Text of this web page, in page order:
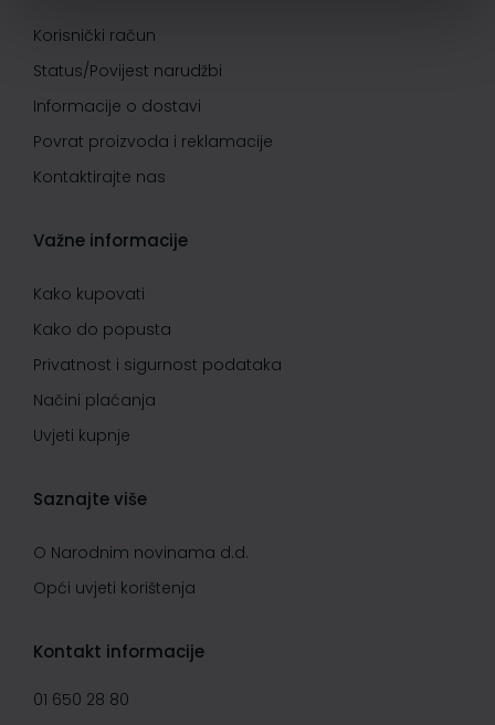
Korisnički račun
Status/Povijest narudžbi
Informacije o dostavi
Povrat proizvoda i reklamacije
Kontaktirajte nas
Važne informacije
Kako kupovati
Kako do popusta
Privatnost i sigurnost podataka
Načini plaćanja
Uvjeti kupnje
Saznajte više
O Narodnim novinama d.d.
Opći uvjeti korištenja
Kontakt informacije
01 650 28 80